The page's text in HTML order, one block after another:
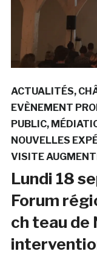
ACTUALITÉS
EVÈNEMENT
PUBLIC
NOUVELLES
VISITE
Lundi 18
Forum
ch teau de